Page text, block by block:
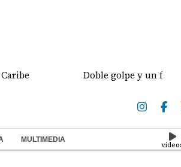
Doble golpe y un futuro por
MULTIMEDIA